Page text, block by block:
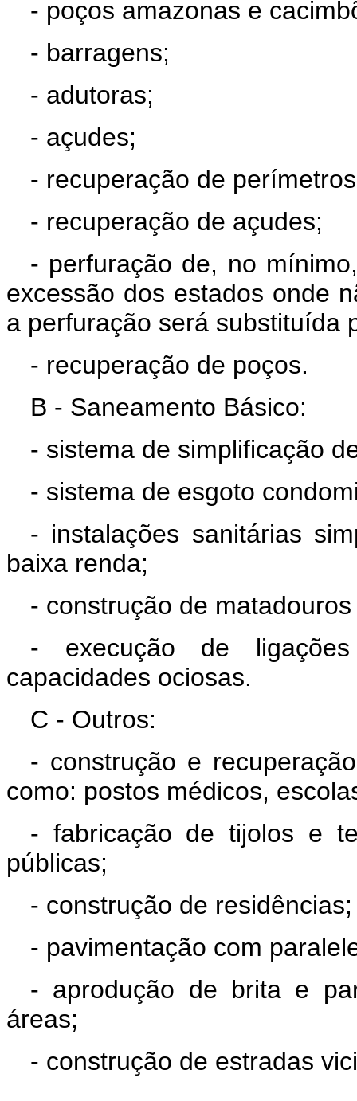
- poços amazonas e
- barragens;
- adutoras;
- açudes;
- recuperação de
- recuperação de açudes;
- perfuração de, no
excessão dos estados onde
a perfuração será substituída
- recuperação de poços.
B - Saneamento Básico:
- sistema de simplificação
- sistema de esgoto
- instalações sanitárias
baixa renda;
- construção de
- execução de
capacidades ociosas.
C - Outros:
- construção e
como: postos médicos,
- fabricação de tijolos e
públicas;
- construção de residências;
- pavimentação com
- aprodução de brita e
áreas;
- construção de estradas